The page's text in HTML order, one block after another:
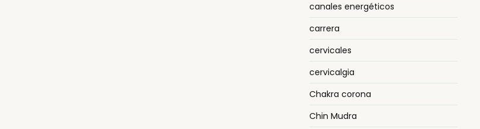
canales energéticos
carrera
cervicales
cervicalgia
Chakra corona
Chin Mudra